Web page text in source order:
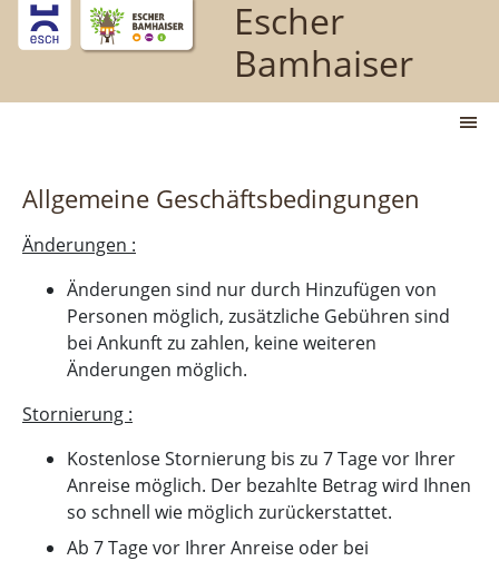
Gehen Sie zum Hauptinhalt
Escher
Bamhaiser
Allgemeine Geschäftsbedingungen
Änderungen :
Änderungen sind nur durch Hinzufügen von
Personen möglich, zusätzliche Gebühren sind
bei Ankunft zu zahlen, keine weiteren
Änderungen möglich.
Stornierung :
Kostenlose Stornierung bis zu 7 Tage vor Ihrer
Anreise möglich. Der bezahlte Betrag wird Ihnen
so schnell wie möglich zurückerstattet.
Ab 7 Tage vor Ihrer Anreise oder bei